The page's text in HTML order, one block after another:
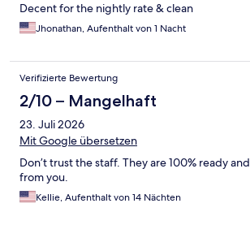
Decent for the nightly rate & clean
Jhonathan, Aufenthalt von 1 Nacht
Verifizierte Bewertung
2/10 – Mangelhaft
23. Juli 2026
Mit Google übersetzen
Don’t trust the staff. They are 100% ready
from you.
Kellie, Aufenthalt von 14 Nächten